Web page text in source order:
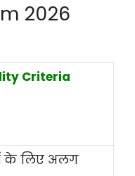
2026
Criteria
के लिए अलग